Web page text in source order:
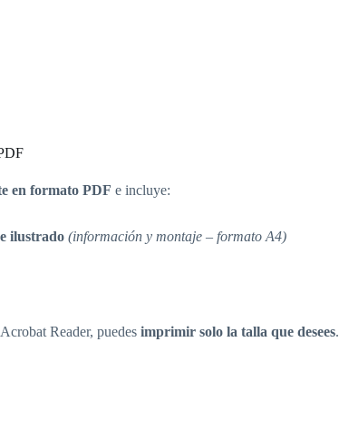
en formato PDF e incluye:
ilustrado (información y montaje – formato A4)
Reader, puedes imprimir solo la talla que desees.